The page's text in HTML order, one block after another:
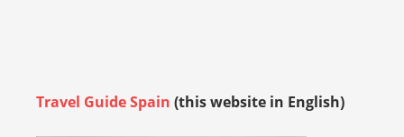
Travel Guide Spain (this website in English)